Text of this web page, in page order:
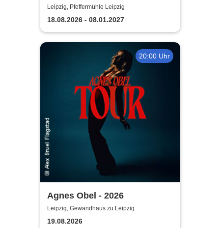
Leipziger Pfeffermühle
Leipzig, Pfeffermühle Leipzig
18.08.2026 - 08.01.2027
20:00 Uhr
Agnes Obel - 2026
Leipzig, Gewandhaus zu Leipzig
19.08.2026